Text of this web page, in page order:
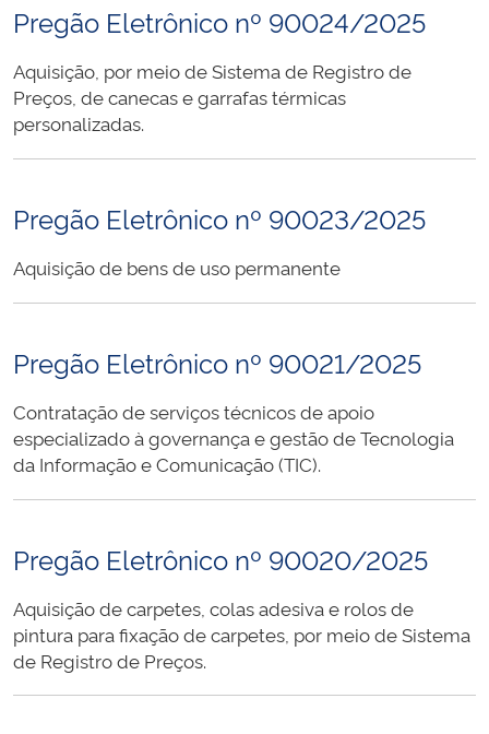
Pregão Eletrônico nº 90024/2025
Aquisição, por meio de Sistema de Registro de
Preços, de canecas e garrafas térmicas
personalizadas.
Pregão Eletrônico nº 90023/2025
Aquisição de bens de uso permanente
Pregão Eletrônico nº 90021/2025
Contratação de serviços técnicos de apoio
especializado à governança e gestão de Tecnologia
da Informação e Comunicação (TIC).
Pregão Eletrônico nº 90020/2025
Aquisição de carpetes, colas adesiva e rolos de
pintura para fixação de carpetes, por meio de Sistema
de Registro de Preços.